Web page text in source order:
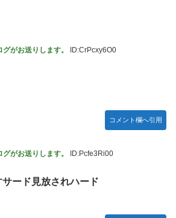
に「懲役30年」の判決
理人のやりとり、「地獄すぎて完全にコ
」と衝撃を受ける人が続出中
ポケ斉藤の被害女性「事件で知名度を上げ
売ったりTikTokライブしてて悔しさと怒
見をバスローブ＆喫煙スタイルで対応し
ててムカついたから示談しなかった」←
真似だったのか…」 日本の普通のテレビ
じわじわと逝き始める
がお送りします。 ID:CrPcxy6O0
コメント欄へ引用
がお送りします。 ID:Pcfe3Ri00
ード見放されハード